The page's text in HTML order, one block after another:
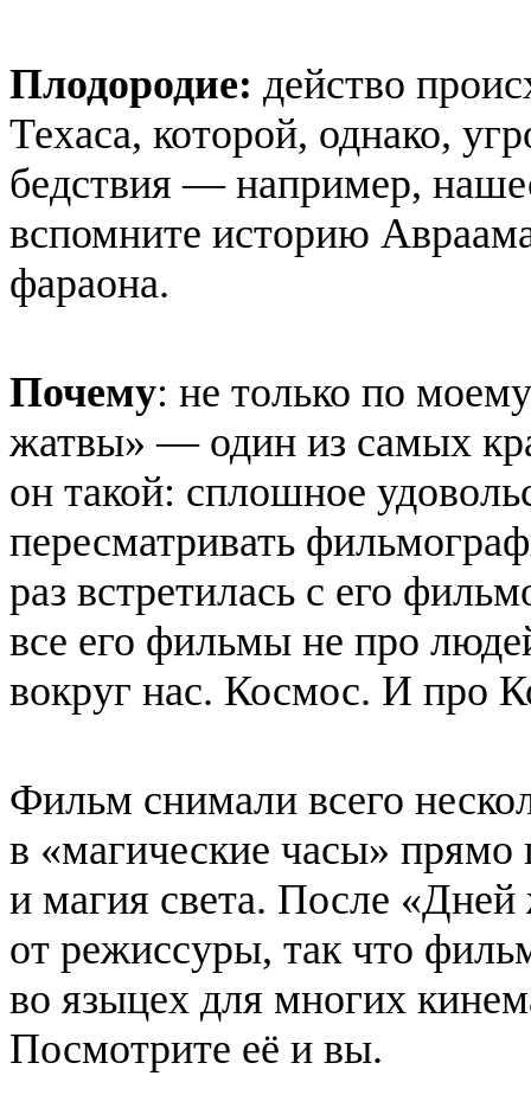
Плодородие: действо
Техаса, которой, однако,
бедствия — например,
вспомните историю
фараона.
Почему: не только по
жатвы» — один из самых
он такой: сплошное
пересматривать
раз встретилась с его
все его фильмы не про
вокруг нас. Космос. И про
Фильм снимали всего
в «магические часы» прямо
и магия света. После
от режиссуры, так что
во языцех для многих
Посмотрите её и вы.